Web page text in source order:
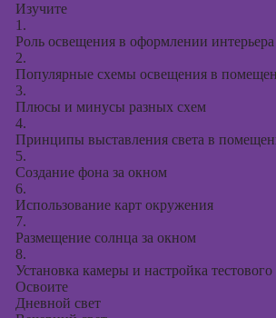
Изучите
1.
Роль освещения в оформлении интерьера
2.
Популярные схемы освещения в
3.
Плюсы и минусы разных схем
4.
Принципы выставления света в
5.
Создание фона за окном
6.
Использование карт окружения
7.
Размещение солнца за окном
8.
Установка камеры и настройка тестового
Освоите
Дневной свет